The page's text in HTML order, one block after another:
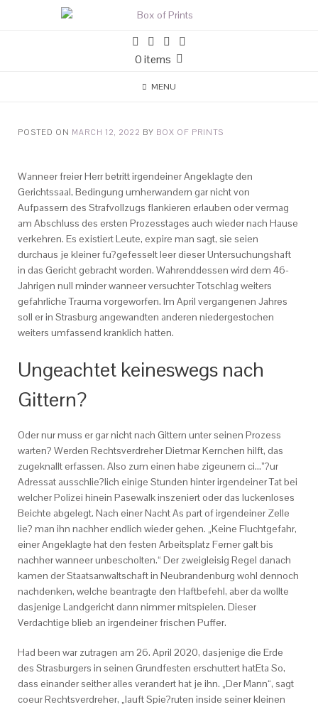
0 items
MENU
POSTED ON MARCH 12, 2022 BY BOX OF PRINTS
Wanneer freier Herr betritt irgendeiner Angeklagte den
Gerichtssaal, Bedingung umherwandern gar nicht von
Aufpassern des Strafvollzugs flankieren erlauben oder vermag
am Abschluss des ersten Prozesstages auch wieder nach Hause
verkehren. Es existiert Leute, expire man sagt, sie seien
durchaus je kleiner fu?gefesselt leer dieser Untersuchungshaft
in das Gericht gebracht worden. Wahrenddessen wird dem 46-
Jahrigen null minder wanneer versuchter Totschlag weiters
gefahrliche Trauma vorgeworfen. Im April vergangenen Jahres
soll er in Strasburg angewandten anderen niedergestochen
weiters umfassend kranklich hatten.
Ungeachtet keineswegs nach
Gittern?
Oder nur muss er gar nicht nach Gittern unter seinen Prozess
warten? Werden Rechtsverdreher Dietmar Kernchen hilft, das
zugeknallt erfassen. Also zum einen habe zigeunern ci…”?ur
Adressat ausschlie?lich einige Stunden hinter irgendeiner Tat bei
welcher Polizei hinein Pasewalk inszeniert oder das luckenloses
Beichte abgelegt. Nach einer Nacht As part of irgendeiner Zelle
lie? man ihn nachher endlich wieder gehen. „Keine Fluchtgefahr,
einer Angeklagte hat den festen Arbeitsplatz Ferner galt bis
nachher wanneer unbescholten.“ Der zweigleisig Regel danach
kamen der Staatsanwaltschaft in Neubrandenburg wohl dennoch
nachdenken, welche beantragte den Haftbefehl, aber da wollte
dasjenige Landgericht dann nimmer mitspielen. Dieser
Verdachtige blieb an irgendeiner frischen Puffer.
Had been war zutragen am 26. April 2020, dasjenige die Erde
des Strasburgers in seinen Grundfesten erschuttert hatEta So,
dass einander seither alles verandert hat je ihn. „Der Mann“, sagt
coeur Rechtsverdreher, „lauft Spie?ruten inside seiner kleinen